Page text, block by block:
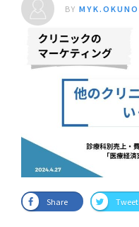
BY MYK.OKUNO
Share Tweet